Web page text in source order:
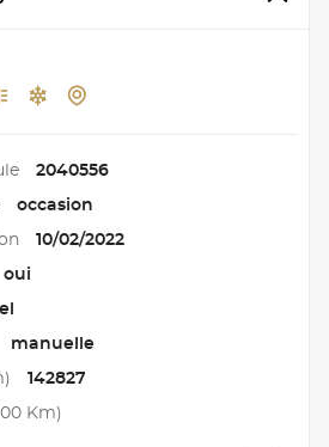
2040556
occasion
10/02/2022
oui
manuelle
142827
Km)